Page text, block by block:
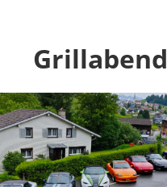
Grillabend